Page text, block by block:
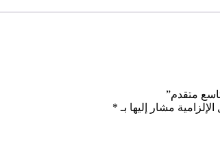
الإلزامية مشار إليها بـ *